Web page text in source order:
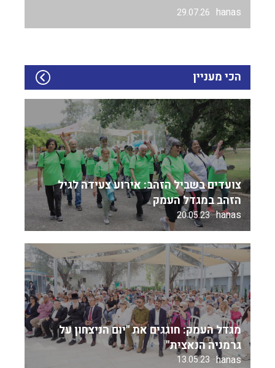
hanas
29.07.26
הכי מעניין
צועדים בשביל הזהב: אירוע צעידה לגיל
הזהב במגדל העמק
hanas
20.05.23
מגדל העמק: חוגגים את "יום הניצחון על
גרמניה הנאצית"
hanas
13.05.23